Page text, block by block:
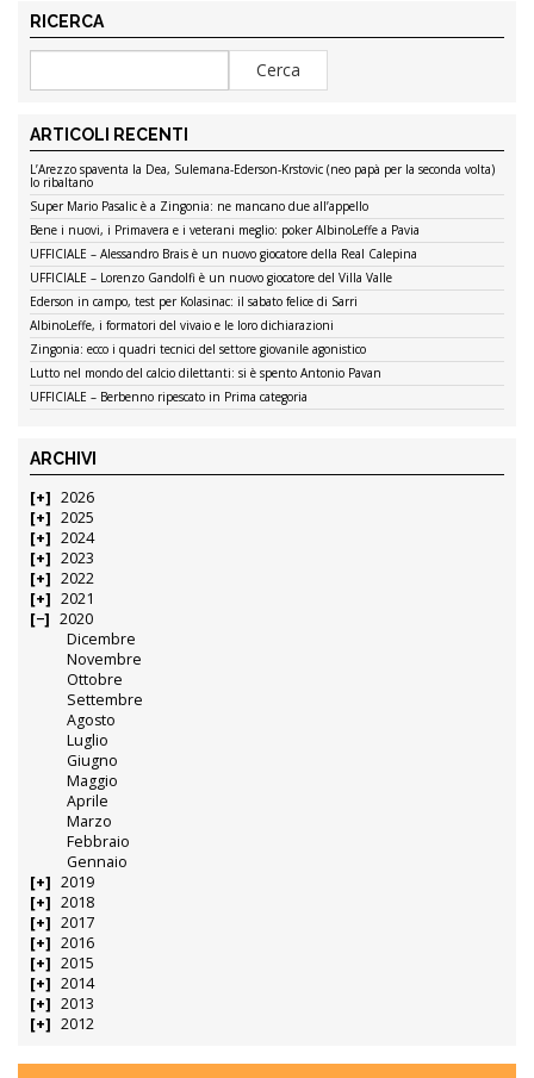
RICERCA
ARTICOLI RECENTI
L’Arezzo spaventa la Dea, Sulemana-Ederson-Krstovic (neo papà per la seconda volta)
lo ribaltano
Super Mario Pasalic è a Zingonia: ne mancano due all’appello
Bene i nuovi, i Primavera e i veterani meglio: poker AlbinoLeffe a Pavia
UFFICIALE – Alessandro Brais è un nuovo giocatore della Real Calepina
UFFICIALE – Lorenzo Gandolfi è un nuovo giocatore del Villa Valle
Ederson in campo, test per Kolasinac: il sabato felice di Sarri
AlbinoLeffe, i formatori del vivaio e le loro dichiarazioni
Zingonia: ecco i quadri tecnici del settore giovanile agonistico
Lutto nel mondo del calcio dilettanti: si è spento Antonio Pavan
UFFICIALE – Berbenno ripescato in Prima categoria
ARCHIVI
2026
2025
2024
2023
2022
2021
2020
Dicembre
Novembre
Ottobre
Settembre
Agosto
Luglio
Giugno
Maggio
Aprile
Marzo
Febbraio
Gennaio
2019
2018
2017
2016
2015
2014
2013
2012